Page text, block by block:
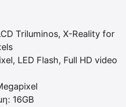
Triluminos, X-Reality for
LED Flash, Full HD video
16GB